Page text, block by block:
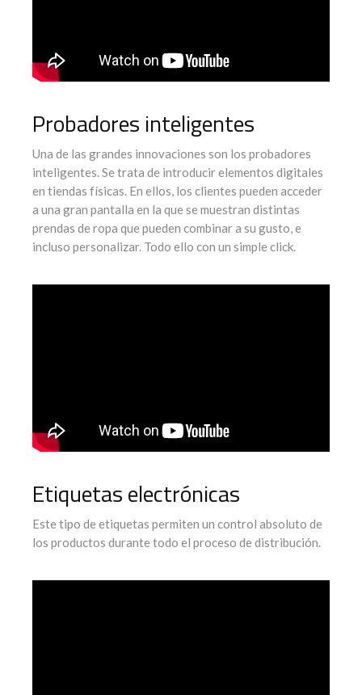
Probadores inteligentes
Una de las grandes innovaciones son los probadores
inteligentes. Se trata de introducir elementos digitales
en tiendas físicas. En ellos, los clientes pueden acceder
a una gran pantalla en la que se muestran distintas
prendas de ropa que pueden combinar a su gusto, e
incluso personalizar. Todo ello con un simple click.
Etiquetas electrónicas
Este tipo de etiquetas permiten un control absoluto de
los productos durante todo el proceso de distribución.